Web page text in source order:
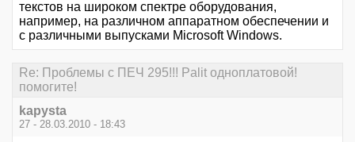
текстов на широком спектре оборудования,
например, на различном аппаратном обеспечении и
с различными выпусками Microsoft Windows.
Re: Проблемы с ПЕЧ 295!!! Palit одноплатовой!
помогите!
kapysta
27 - 28.03.2010 - 18:43